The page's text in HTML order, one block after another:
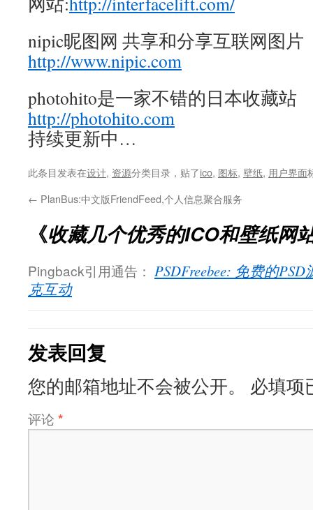
nipic昵图网 共享和分享互联网图片
http://www.nipic.com
photohito是一家不错的日本收藏站
http://photohito.com
持续更新中…
此条目发表在设计, 资源分类目录，贴了ico, 图标, 壁纸, 用户界面
← PlanBus:中文版FriendFeed,个人信息聚合服务
《收藏几个优秀的ICO和壁纸网
Pingback引用通告： PSDFreebee: 免费的
克互动
发表回复
您的邮箱地址不会被公开。 必填项
评论 *